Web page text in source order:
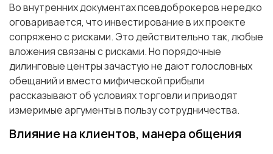
Во внутренних документах псевдоброкеров нередко
оговаривается, что инвестирование в их проекте
сопряжено с рисками. Это действительно так, любые
вложения связаны с рисками. Но порядочные
дилинговые центры зачастую не дают голословных
обещаний и вместо мифической прибыли
рассказывают об условиях торговли и приводят
измеримые аргументы в пользу сотрудничества.
Влияние на клиентов, манера общения